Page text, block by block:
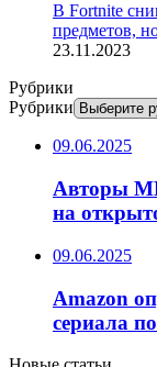
В Fortnite
предметов,
23.11.2023
Рубрики
Рубрики
09.06.2025
Авторы
на
09.06.2025
Amazon
сериала